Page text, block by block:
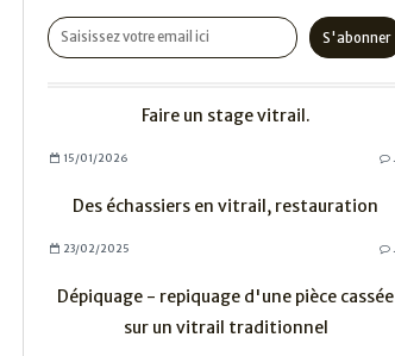
Faire un stage vitrail.
15/01/2026
Des échassiers en vitrail, restauration
23/02/2025
Dépiquage - repiquage d'une pièce cassée
sur un vitrail traditionnel